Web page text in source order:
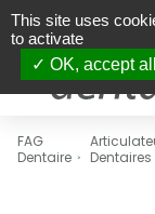
FAG
Dentaire
Dentaires
This site uses
to activate
OK, accept all